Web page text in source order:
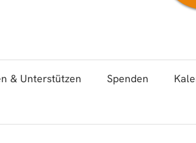
& Unterstützen Spenden